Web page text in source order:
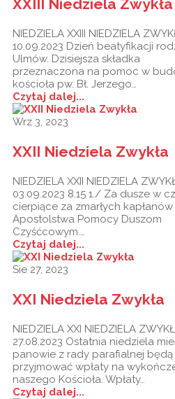
XXIII Niedziela Zwykła
NIEDZIELA XXIII NIEDZIELA
10.09.2023 Dzień beatyfikacji
Ulmów. Dzisiejsza składka
przeznaczona na pomoc w
kościoła pw. Bł. Jerzego…
Czytaj dalej...
Wrz 3, 2023
XXII Niedziela Zwykła
NIEDZIELA XXII NIEDZIELA
03.09.2023 8.15 1./ Za dusze w
cierpiące za zmarłych
Apostolstwa Pomocy Duszom
Czyśćcowym.…
Czytaj dalej...
Sie 27, 2023
XXI Niedziela Zwykła
NIEDZIELA XXI NIEDZIELA
27.08.2023 Ostatnia niedziela
panowie z rady parafialnej będą
przyjmować wpłaty na
naszego Kościoła. Wpłaty…
Czytaj dalej...